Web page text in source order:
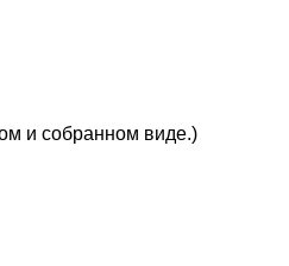
и собранном виде.)